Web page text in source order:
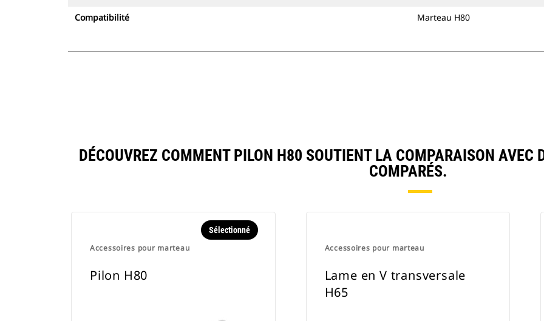
Compatibilité Marteau H80
DÉCOUVREZ COMMENT PILON H80 SOUTIENT LA COMPARAISON AVEC
COMPARÉS.
Accessoires pour marteau
Sélectionné
Pilon H80
Accessoires pour marteau
Lame en V transversale
H65